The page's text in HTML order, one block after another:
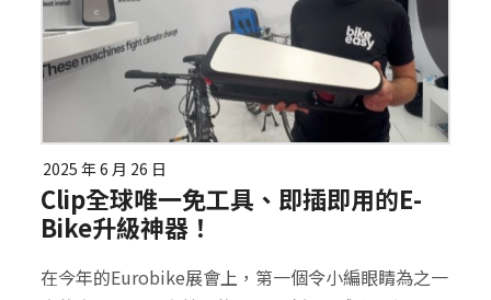
2025 年 6 月 26 日
Clip全球唯一免工具、即插即用的E-
Bike升級神器！
在今年的Eurobike展會上，第一個令小編眼睛為之一